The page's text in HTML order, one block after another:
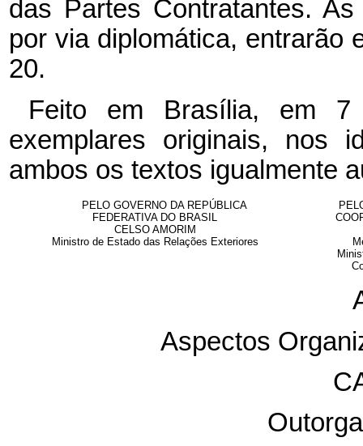
das Partes Contratantes.
por via diplomática, entrarão
20.
Feito em Brasília, em
exemplares originais, nos
ambos os textos igualmente
PELO GOVERNO DA REPÚBLICA
FEDERATIVA DO BRASIL
CELSO AMORIM
Ministro de Estado das Relações Exteriores
Aspectos